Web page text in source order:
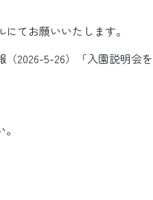
てお願いいたします。
2026-5-26）「入園説明会